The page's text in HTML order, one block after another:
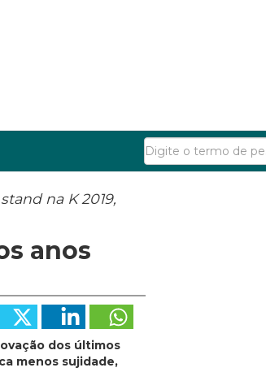
na K 2019,
anos
dos últimos
menos sujidade,